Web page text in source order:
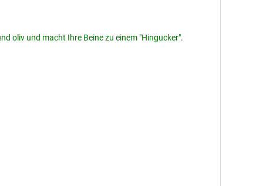
oliv und macht Ihre Beine zu einem "Hingucker".